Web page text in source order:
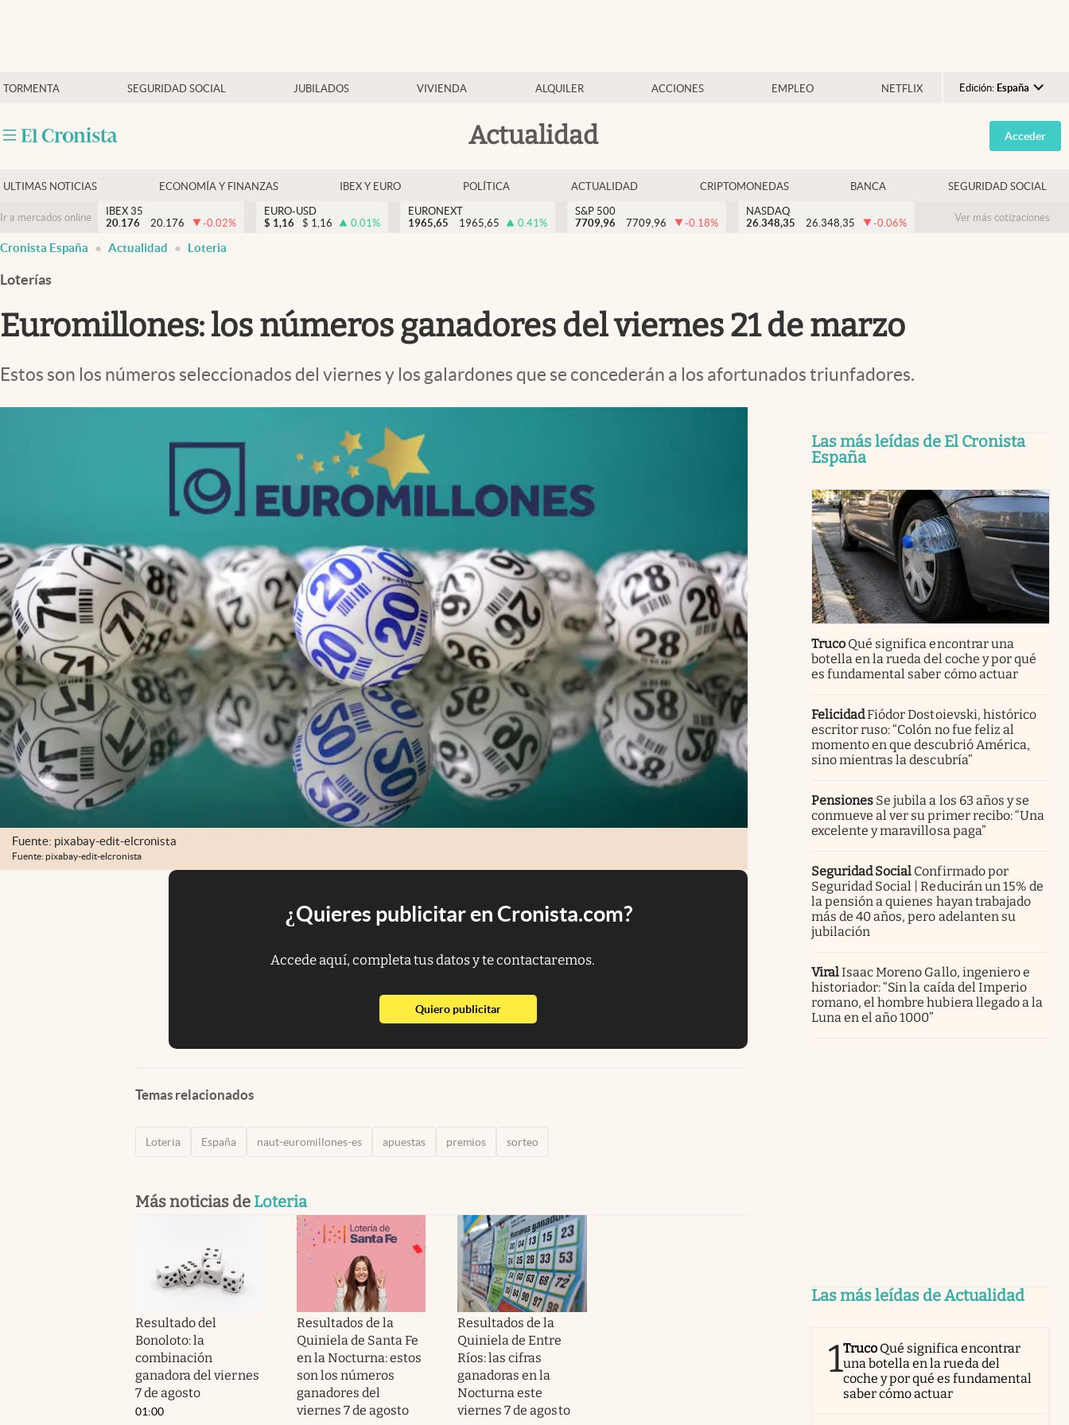
TORMENTA SEGURIDAD SOCIAL JUBILADOS VIVIENDA ALQUILER ACCIONES EMPLEO NETFLIX Edición: España
Argentina
España
USA
Colombia
Actualidad
Economía y finanzas
Criptomonedas
Acceder
ULTIMAS NOTICIAS ECONOMÍA Y FINANZAS IBEX Y EURO POLÍTICA ACTUALIDAD CRIPTOMONEDAS BANCA SEGURIDAD SOCIAL
Ir a mercados online
IBEX 35
20.176
20.176 -0.02%
EURO-USD
$ 1,16 $ 1,16 0.01%
EURONEXT
1965,65
1965,65 0.41%
S&P 500
7709,96
7709,96 -0.18%
NASDAQ
26.348,35
26.348,35 -0.06% Ver más cotizaciones
Cronista España Actualidad Loteria
Loterías
Euromillones: los números ganadores del viernes 21 de marzo
Estos son los números seleccionados del viernes y los galardones que se concederán a los afortunados triunfadores.
Fuente: pixabay-edit-elcronista
Fuente: pixabay-edit-elcronista
¿Quieres publicitar en Cronista.com?
Accede aquí, completa tus datos y te contactaremos.
Quiero publicitarabre en nueva pestaña
Temas relacionados
Loteria España naut-euromillones-es apuestas premios sorteo
Más noticias de Loteria
Resultado del
Bonoloto: la
combinación
ganadora del viernes
7 de agosto
01:00
Resultados de la
Quiniela de Santa Fe
en la Nocturna: estos
son los números
ganadores del
viernes 7 de agosto
Resultados de la
Quiniela de Entre
Ríos: las cifras
ganadoras en la
Nocturna este
viernes 7 de agosto
Las más leídas de El Cronista
España
Truco Qué significa encontrar una
botella en la rueda del coche y por qué
es fundamental saber cómo actuar
FelicidadFiódor Dostoievski, histórico
escritor ruso: “Colón no fue feliz al
momento en que descubrió América,
sino mientras la descubría”
Pensiones Se jubila a los 63 años y se
conmueve al ver su primer recibo: “Una
excelente y maravillosa paga”
Seguridad Social Confirmado por
Seguridad Social | Reducirán un 15% de
la pensión a quienes hayan trabajado
más de 40 años, pero adelanten su
jubilación
ViralIsaac Moreno Gallo, ingeniero e
historiador: “Sin la caída del Imperio
romano, el hombre hubiera llegado a la
Luna en el año 1000”
Las más leídas de Actualidad
1Truco Qué significa encontrar
una botella en la rueda del
coche y por qué es fundamental
saber cómo actuar